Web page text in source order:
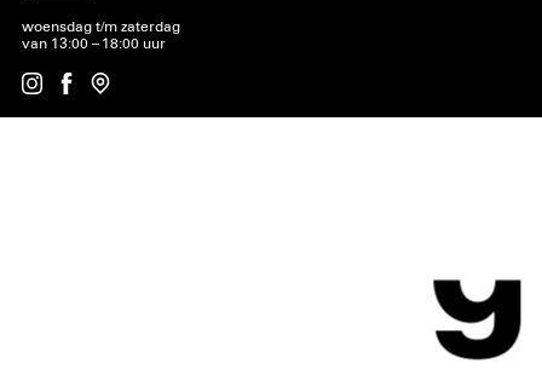
woensdag t/m zaterdag
van 13:00 – 18:00 uur